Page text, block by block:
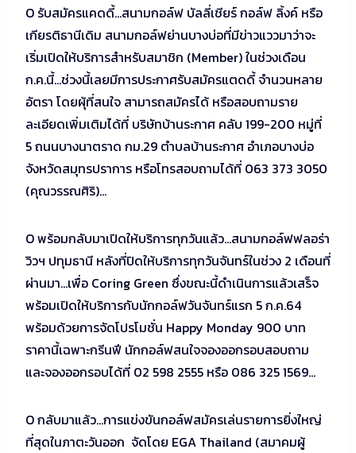
O รับสมัครแคดดี้…สนามกอล์ฟ บัลลี่เชียร์ กอล์ฟ ลิ้งค์ หรือ
เกียรติธานีเดิม สนามกอล์ฟย่านบางบ่อที่มีข่าวแววมาว่าจะ
เริ่มเปิดให้บริการสำหรับสมาชิก (Member) ในช่วงเดือน
ก.ค.นี้…ช่วงนี้เลยมีการประกาศรับสมัครแตดดี้ จำนวนหลาย
อัตรา โดยผุ้ที่สนใจ สามารถสมัครได้ หรือสอบถามราย
ละเอียดเพิ่มเติมได้ที่ บริษัทบ้านระกาศ คลับ 199-200 หมู่ที่
5 ถนนบางนาตราด กม.29 ตำบลบ้านระกาศ อำเภอบางบ่อ
จังหวัดสมุทรปราการ หรือโทรสอบถามได้ที่ 063 373 3050
(คุณวรรณศิริ)…
O พร้อมกลับมาเปิดให้บริการทุกวันแล้ว…สนามกอล์ฟฟลอร่า
วิวฯ ปทุมธานี หลังที่ปิดให้บริการทุกวันจันทร์ในช่วง 2 เดือนที่
ผ่านมา…เพื่อ Coring Green ซึ่งขณะนี้ดำเนินการแล้วเสร็จ
พร้อมเปิดให้บริการกับนักกอล์ฟวันจันทร์แรก 5 ก.ค.64
พร้อมด้วยการจัดโปรโมชั่น Happy Monday 900 บาท
ราคานี้เฉพาะกรีนฟี นักกอล์ฟสนใจจองออกรอบสอบถาม
และจองออกรอบได้ที่ 02 598 2555 หรือ 086 325 1569…
O กลับมาแล้ว…การแข่งขันกอล์ฟสมัครเล่นรายการยิ่งใหญ่
ที่สุดในภาตะวันออก จัดโดย EGA Thailand (สมาคมผู้